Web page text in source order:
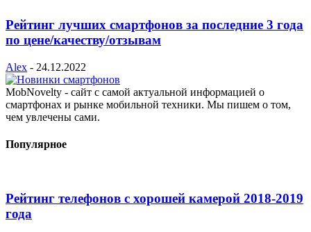
Рейтинг лучших смартфонов за последние 3 года
по цене/качеству/отзывам
Alex - 24.12.2022
MobNovelty - сайт с самой актуальной информацией о
смартфонах и рынке мобильной техники. Мы пишем о том,
чем увлечены сами.
Популярное
Рейтинг телефонов с хорошей камерой 2018-2019
года